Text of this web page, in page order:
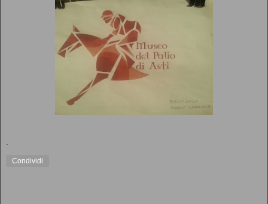
.
Condividi